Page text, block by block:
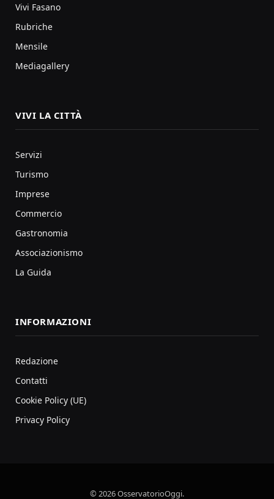
Vivi Fasano
Rubriche
Mensile
Mediagallery
VIVI LA CITTÀ
Servizi
Turismo
Imprese
Commercio
Gastronomia
Associazionismo
La Guida
INFORMAZIONI
Redazione
Contatti
Cookie Policy (UE)
Privacy Policy
© 2026 OsservatorioOggi.